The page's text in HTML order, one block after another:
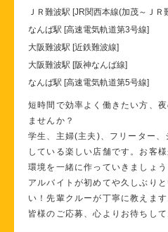
ＪＲ難波駅 [JR関西本線(加茂～ＪＲ
なんば駅 [高速電気軌道第3号線]
大阪難波駅 [近鉄難波線]
大阪難波駅 [阪神なんば線]
なんば駅 [高速電気軌道第5号線]
短時間で効率よく働きたい方、
ませんか？
学生、主婦(主夫)、フリーター
している楽しい店舗です。お客
環境を一緒に作っていきましょう
アルバイトが初めてや久しぶり
い！先輩クルーが丁寧に教えます
皆様のご応募、心よりお待ちして